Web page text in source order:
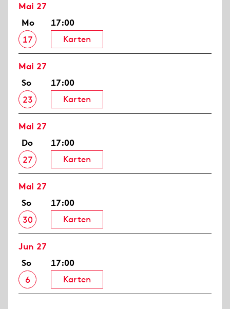
Mai 27
Mo
17
17:00
Karten
Mai 27
So
23
17:00
Karten
Mai 27
Do
27
17:00
Karten
Mai 27
So
30
17:00
Karten
Jun 27
So
6
17:00
Karten